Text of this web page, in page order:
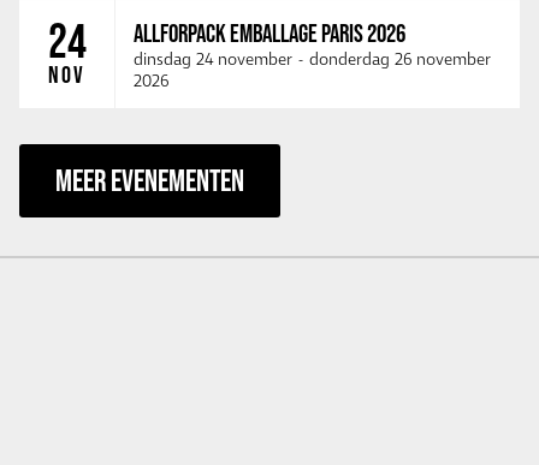
24
NOV
ALLFORPACK EMBALLAGE PARIS 2026
dinsdag 24 november - donderdag 26 november
2026
MEER EVENEMENTEN